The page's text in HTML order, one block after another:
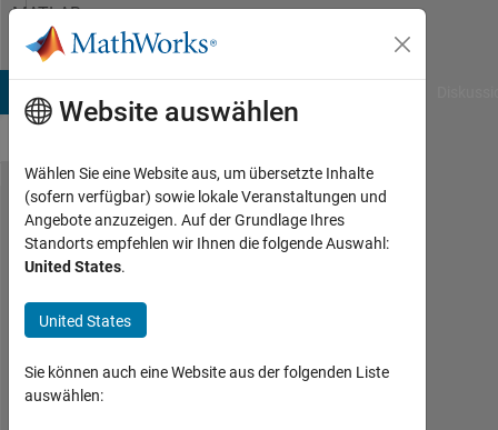
Weiter zum Inhalt
MATLAB
Answers
Index in
position
exceeds
bounds
Website auswählen
Wählen Sie eine Website aus, um übersetzte Inhalte
(sofern verfügbar) sowie lokale Veranstaltungen und
Angebote anzuzeigen. Auf der Grundlage Ihres
Standorts empfehlen wir Ihnen die folgende Auswahl:
United States.
United States
Sie können auch eine Website aus der folgenden Liste
auswählen: